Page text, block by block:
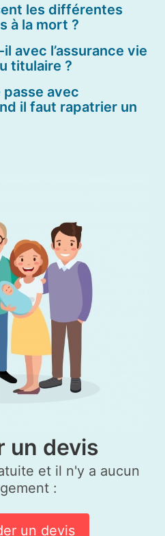
les différentes
à la mort ?
avec l’assurance vie
titulaire ?
passe avec
il faut rapatrier un
un devis
et il n'y a aucun
:
un devis